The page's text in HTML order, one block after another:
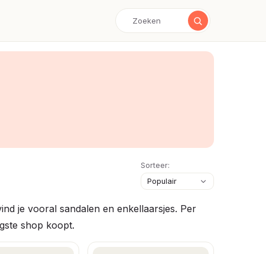
Sorteer:
je vooral sandalen en enkellaarsjes. Per
shop koopt.